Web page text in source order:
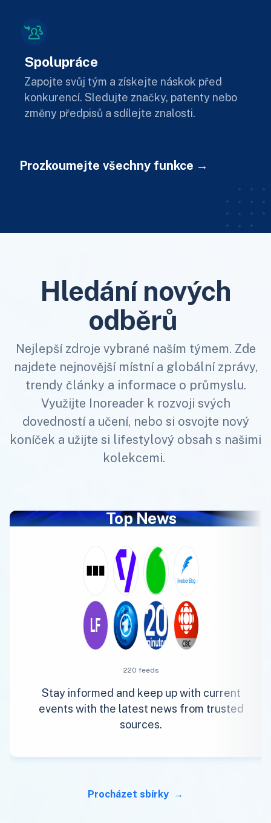
Spolupráce
Zapojte svůj tým a získejte náskok před
konkurencí. Sledujte značky, patenty nebo
změny předpisů a sdílejte znalosti.
Prozkoumejte všechny funkce
Hledání nových
odběrů
Nejlepší zdroje vybrané naším týmem. Zde
najdete nejnovější místní a globální zprávy,
trendy články a informace o průmyslu.
Využijte Inoreader k rozvoji svých
dovedností a učení, nebo si osvojte nový
koníček a užijte si lifestylový obsah s našimi
kolekcemi.
Top News
220 feeds
Stay informed and keep up with current
events with the latest news from trusted
sources.
Procházet sbírky